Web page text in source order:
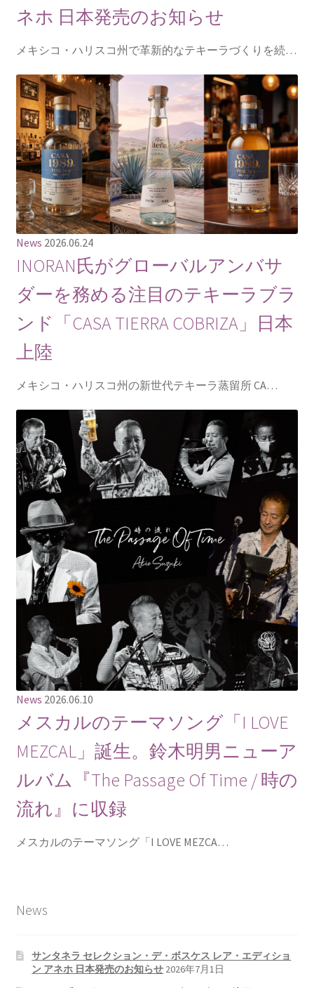
ネホ 日本発売のお知らせ
メキシコ・ハリスコ州で革新的なテキーラづくりを続…
News 2026.06.24
INORAN氏がグローバルアンバサ
ダーを務める注目のテキーラブラ
ンド「CASA TIERRA COBRIZA」日本
上陸
メキシコ・ハリスコ州の新世代テキーラ蒸留所 CA…
News 2026.06.10
メスカルのテーマソング「I LOVE
MEZCAL」誕生。鈴木明男ニューア
ルバム『The Passage Of Time / 時の
流れ』に収録
メスカルのテーマソング「I LOVE MEZCA…
News
サンタネラ セレクション・デ・ボスケス レア・エディショ
ン アネホ 日本発売のお知らせ 2026年7月1日